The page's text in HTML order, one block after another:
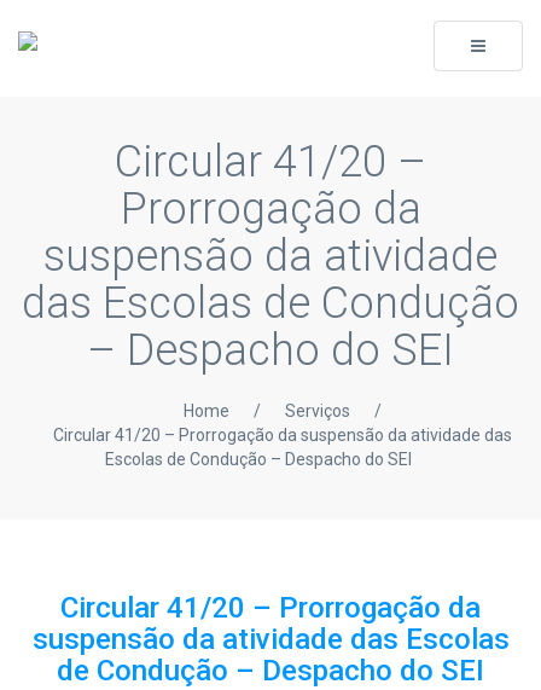
Toggle
Circular 41/20 –
Prorrogação da
suspensão da atividade
das Escolas de Condução
– Despacho do SEI
Home / Serviços
/
Circular 41/20 – Prorrogação da suspensão da atividade das
Escolas de Condução – Despacho do SEI
Circular 41/20 – Prorrogação da
suspensão da atividade das Escolas
de Condução – Despacho do SEI